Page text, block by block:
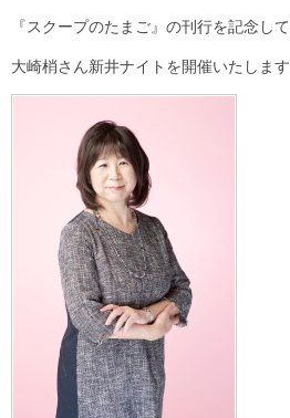
『スクープのたまご』の刊行を記念して
大崎梢さん新井ナイトを開催いたします